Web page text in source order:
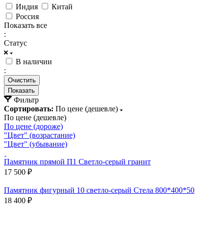
Индия
Китай
Россия
Показать все
:
Статус
В наличии
:
Очистить
Фильтр
Сортировать: По цене (дешевле)
По цене (дешевле)
По цене (дороже)
"Цвет" (возрастание)
"Цвет" (убывание)
Памятник прямой П1 Светло-серый гранит
17 500 ₽
Памятник фигурный 10 светло-серый Стела 800*400*50
18 400 ₽